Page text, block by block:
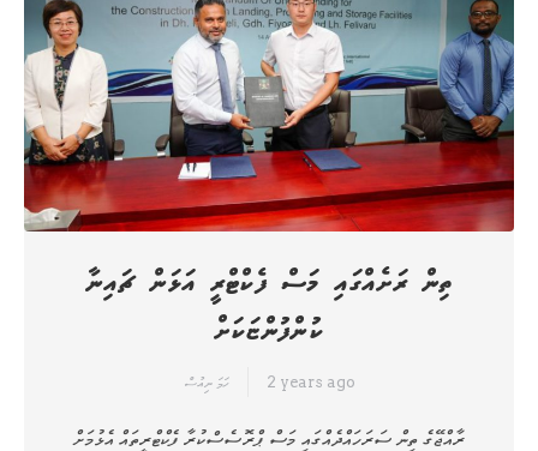
ތިން ރަށެއްގައި މަސް ފެކްޓްރީ އަޅަން ޗައިނާ
ކުންފުންޏަކަށް
ހަމަ ނިއުސް 2 years ago
ރާއްޖޭގެ ތިން ސަރަހައްދެއްގައި މަސް ޕްރޮސެސްކުރާ ފެކްޓްރީތައް އެޅުމަށް